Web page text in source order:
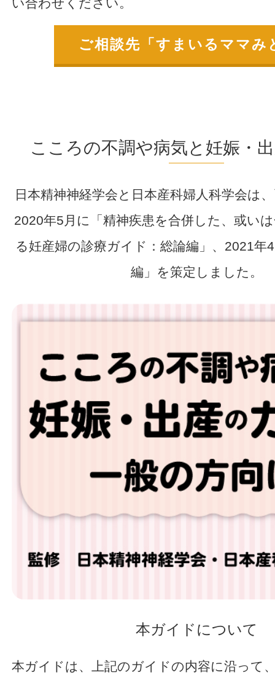
い合わせください。
ご相談先「すまいるママみ
こころの不調や病気と妊娠・
日本精神神経学会と日本産科婦人科学会は
2020年5月に「精神疾患を合併した、或い
る妊産婦の診療ガイド：総論編」、2021年
編」を策定しました。
本ガイドについて
本ガイドは、上記のガイドの内容に沿って